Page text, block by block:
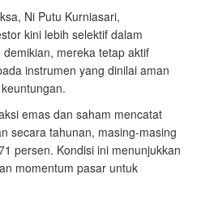
Ni Putu Kurniasari,
kini lebih selektif dalam
mereka tetap aktif
instrumen yang dinilai aman
emas dan saham mencatat
secara tahunan, masing-masing
persen. Kondisi ini menunjukkan
momentum pasar untuk